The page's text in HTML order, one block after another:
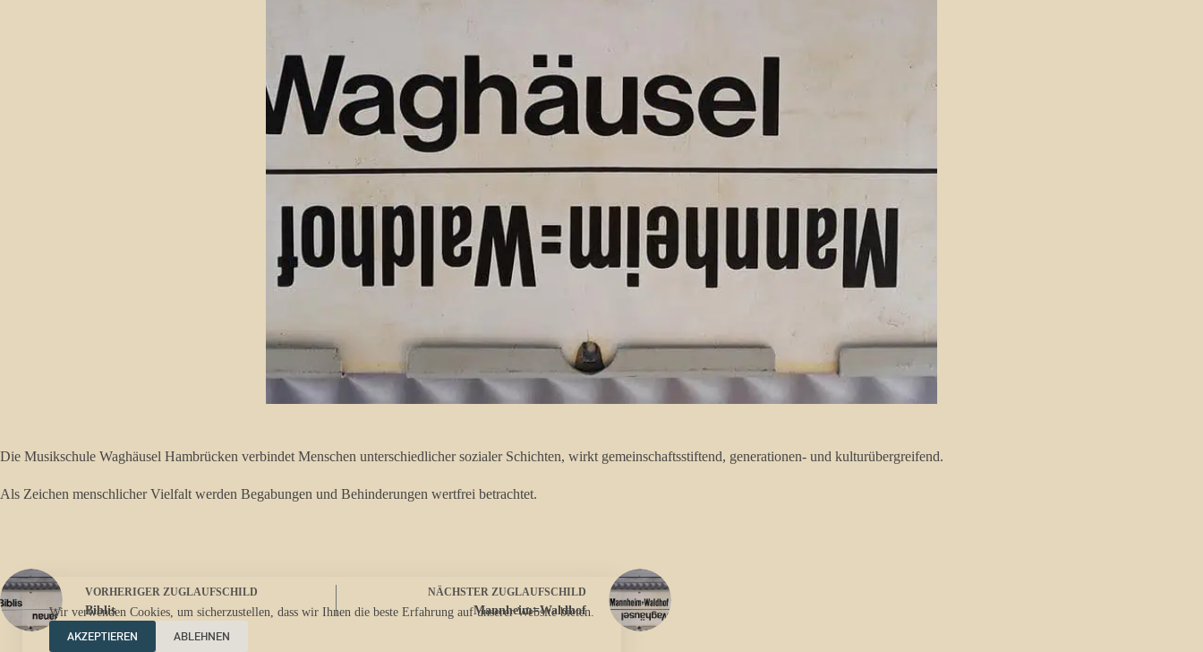
Wir verwenden Cookies, um sicherzustellen, dass wir Ihnen die beste Erfahrung auf unserer Website bieten.
AKZEPTIEREN
ABLEHNEN
Die Musikschule Waghäusel Hambrücken verbindet Menschen unterschiedlicher sozialer Schichten, wirkt gemeinschaftsstiftend, generationen- und kulturübergreifend.
Als Zeichen menschlicher Vielfalt werden Begabungen und Behinderungen wertfrei betrachtet.
VORHERIGER ZUGLAUFSCHILD
Biblis
NÄCHSTER ZUGLAUFSCHILD
Mannheim=Waldhof